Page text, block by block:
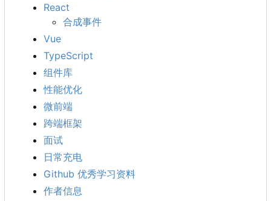
React
合成事件
Vue
TypeScript
组件库
性能优化
微前端
跨端框架
面试
日常充电
Github 优秀学习资料
作者信息